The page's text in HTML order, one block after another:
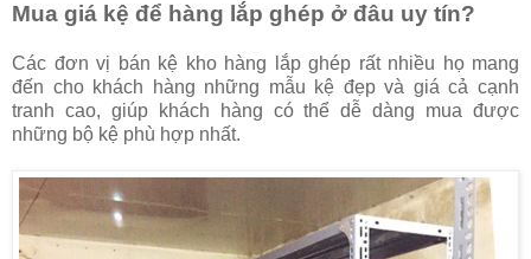
Mua giá kệ để hàng lắp ghép ở đâu uy tín?
Các đơn vị bán kệ kho hàng lắp ghép rất nhiều họ mang
đến cho khách hàng những mẫu kệ đẹp và giá cả cạnh
tranh cao, giúp khách hàng có thể dễ dàng mua được
những bộ kệ phù hợp nhất.